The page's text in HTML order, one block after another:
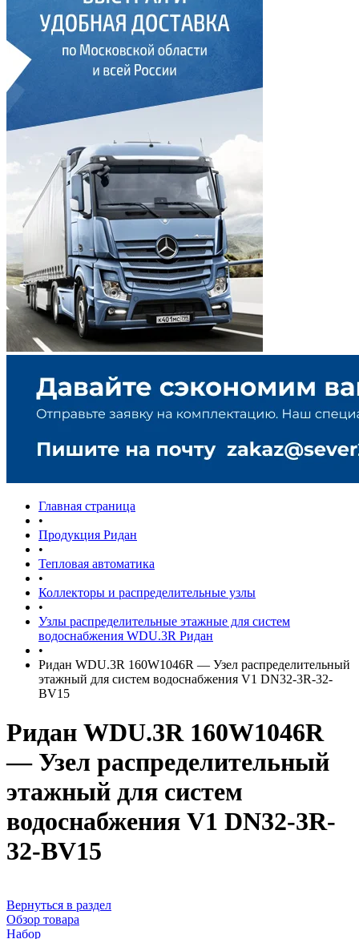
Главная страница
•
Продукция Ридан
•
Тепловая автоматика
•
Коллекторы и распределительные узлы
•
Узлы распределительные этажные для систем
водоснабжения WDU.3R Ридан
•
Ридан WDU.3R 160W1046R — Узел распределительный
этажный для систем водоснабжения V1 DN32-3R-32-
BV15
Ридан WDU.3R 160W1046R
— Узел распределительный
этажный для систем
водоснабжения V1 DN32-3R-
32-BV15
Вернуться в раздел
Обзор товара
Набор